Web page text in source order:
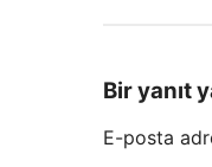
Bir yanıt
E-posta